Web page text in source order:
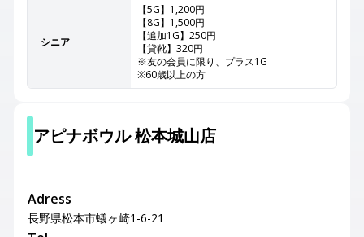
シニア
【5G】1,200円
【8G】1,500円
【追加1G】250円
【貸靴】320円
※友の会員に限り、プラス1G
※60歳以上の方
アピナボウル 松本城山店
Adress
長野県松本市蟻ヶ崎1-6-21